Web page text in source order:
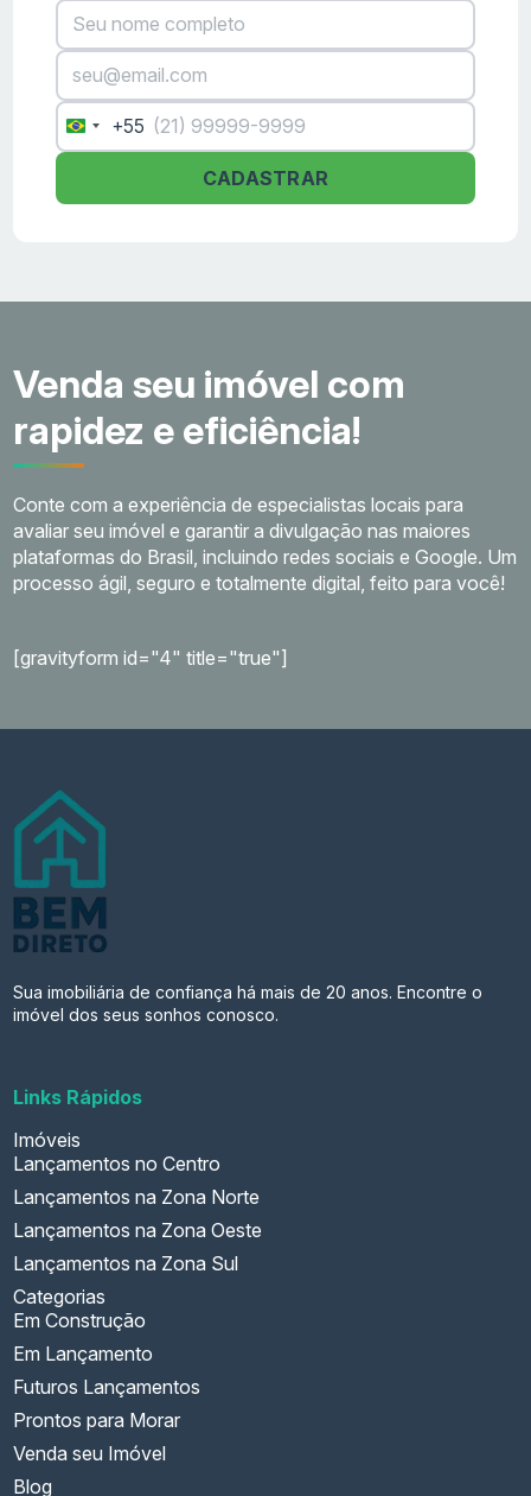
Brazil
+55
+55
CADASTRAR
Venda seu imóvel com
rapidez e eficiência!
Conte com a experiência de especialistas locais para
avaliar seu imóvel e garantir a divulgação nas maiores
plataformas do Brasil, incluindo redes sociais e Google. Um
processo ágil, seguro e totalmente digital, feito para você!
[gravityform id="4" title="true"]
Sua imobiliária de confiança há mais de 20 anos. Encontre o
imóvel dos seus sonhos conosco.
Links Rápidos
Imóveis
Lançamentos no Centro
Lançamentos na Zona Norte
Lançamentos na Zona Oeste
Lançamentos na Zona Sul
Categorias
Em Construção
Em Lançamento
Futuros Lançamentos
Prontos para Morar
Venda seu Imóvel
Blog